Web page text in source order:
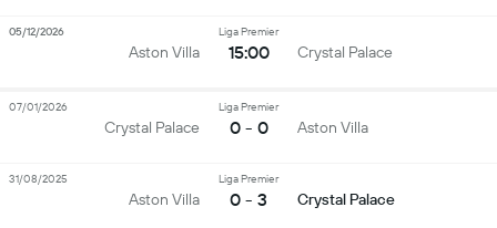
Aston Villa
Liga Premier
15:00 Crystal Palace
05/12/2026
Crystal Palace
Liga Premier
0 - 0 Aston Villa
07/01/2026
Aston Villa
Liga Premier
0 - 3 Crystal Palace
31/08/2025